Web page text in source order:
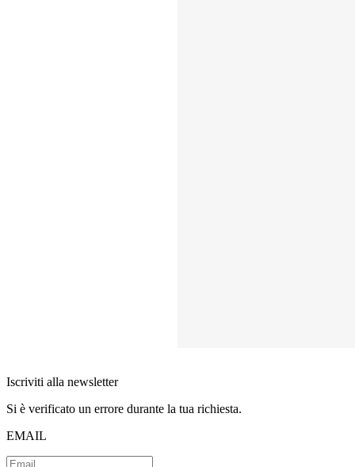
Iscriviti alla newsletter
Si è verificato un errore durante la tua richiesta.
EMAIL